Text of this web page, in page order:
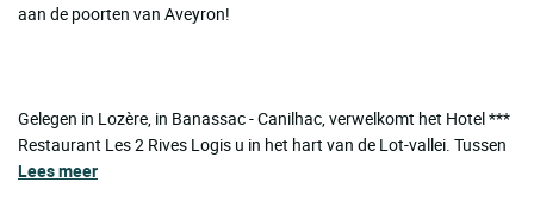
aan de poorten van Aveyron!
Gelegen in Lozère, in Banassac - Canilhac, verwelkomt het Hotel ***
Restaurant Les 2 Rives Logis u in het hart van de Lot-vallei. Tussen
Lees meer